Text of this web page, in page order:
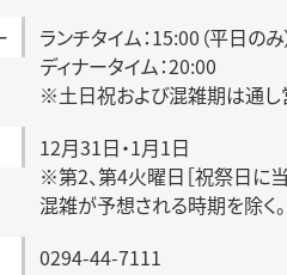
ランチタイム：15:00（平日のみ
ディナータイム：20:00
※土日祝および混雑期は通し
12月31日・1月1日
※第2、第4火曜日［祝祭日に
混雑が予想される時期を除く
0294-44-7111